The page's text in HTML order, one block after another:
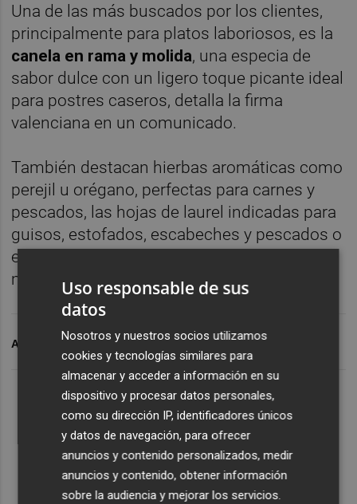
Una de las más buscados por los clientes,
principalmente para platos laboriosos, es la
canela en rama y molida, una especia de
sabor dulce con un ligero toque picante ideal
para postres caseros, detalla la firma
valenciana en un comunicado.
También destacan hierbas aromáticas como
perejil u orégano, perfectas para carnes y
pescados, las hojas de laurel indicadas para
guisos, estofados, escabeches y pescados o
el sazonador de fajitas para dar un toque
mexicano a la comida.
ARCHIVADO EN DO
Uso responsable de sus
datos
Nosotros y nuestros socios utilizamos
cookies y tecnologías similares para
almacenar y acceder a información en su
dispositivo y procesar datos personales,
como su dirección IP, identificadores únicos
y datos de navegación, para ofrecer
anuncios y contenido personalizados, medir
anuncios y contenido, obtener información
sobre la audiencia y mejorar los servicios.